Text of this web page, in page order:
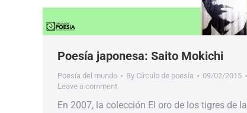
Poesía japonesa: Saito Mokichi
Poesía del mundo By Círculo de poesía
09/02/2015
Leave a comment
En 2007, la colección El oro de los tigres de la